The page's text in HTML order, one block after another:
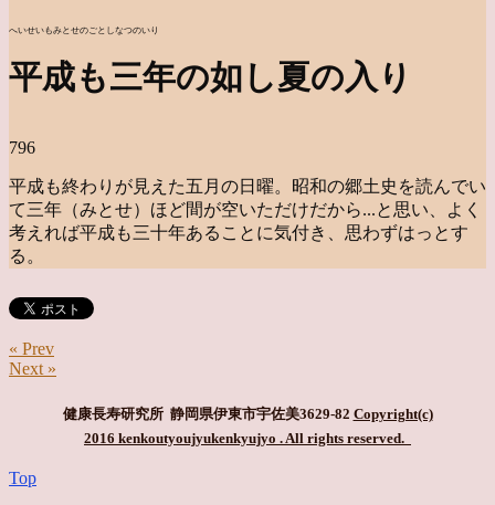
へいせいもみとせのごとしなつのいり
平成も三年の如し夏の入り
796
平成も終わりが見えた五月の日曜。昭和の郷土史を読んでい
て三年（みとせ）ほど間が空いただけだから...と思い、よく
考えれば平成も三十年あることに気付き、思わずはっとす
る。
« Prev
Next »
健康長寿研究所 静岡県伊東市宇佐美3629-82 Copyright(c)
2016 kenkoutyoujyukenkyujyo . All rights reserved.
Top